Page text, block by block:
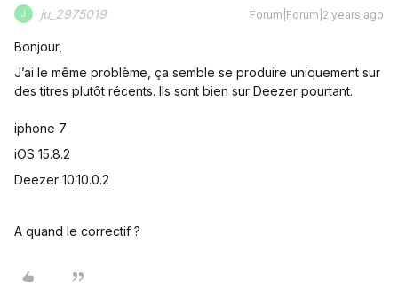
J ju_2975019 Forum|Forum|2 years ago
Bonjour,
J’ai le même problème, ça semble se produire uniquement sur
des titres plutôt récents. Ils sont bien sur Deezer pourtant.
iphone 7
iOS 15.8.2
Deezer 10.10.0.2
A quand le correctif ?